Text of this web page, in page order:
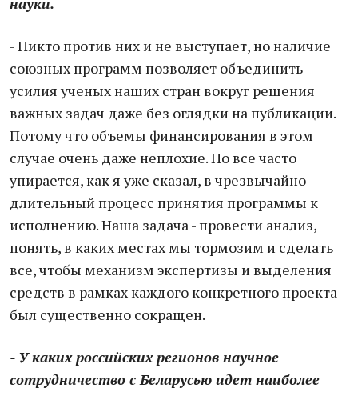
- Никто против них и не выступает, но наличие
союзных программ позволяет объединить
усилия ученых наших стран вокруг решения
важных задач даже без оглядки на публикации.
Потому что объемы финансирования в этом
случае очень даже неплохие. Но все часто
упирается, как я уже сказал, в чрезвычайно
длительный процесс принятия программы к
исполнению. Наша задача - провести анализ,
понять, в каких местах мы тормозим и сделать
все, чтобы механизм экспертизы и выделения
средств в рамках каждого конкретного проекта
был существенно сокращен.
- У каких российских регионов научное
сотрудничество с Беларусью идет наиболее